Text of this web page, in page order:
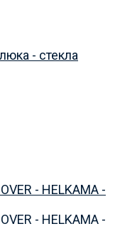
- стекла
- HELKAMA -
- HELKAMA -